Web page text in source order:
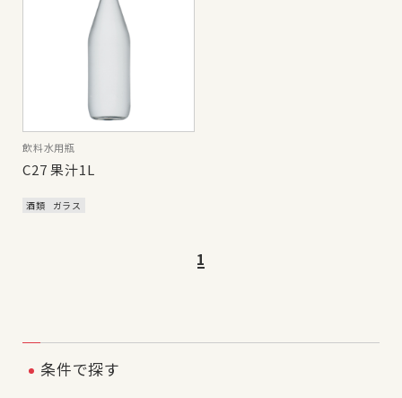
飲料水用瓶
C27 果汁1L
酒類 ガラス
1
条件で探す